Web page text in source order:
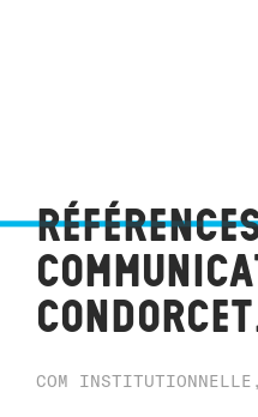
Condorcet.
COM